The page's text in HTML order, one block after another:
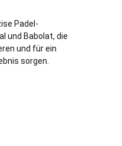
Padel-
und Babolat, die
und für ein
sorgen.